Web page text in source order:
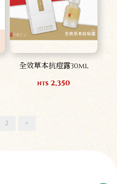
全效草本抗痘露30ml
NT$ 2,350
2 >